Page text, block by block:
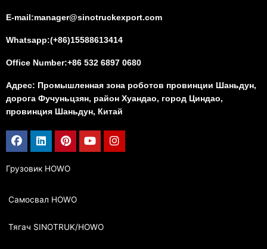
E-mail:manager@sinotruckexport.com
Whatsapp:(+86)15588613414
Office Number:+86 532 6897 0680
Адрес: Промышленная зона роботов провинции Шаньдун,
дорога Фучуньцзян, район Хуандао, город Циндао,
провинция Шаньдун, Китай
Facebook
LinkedinPinterest
YoutubeInstagram
Грузовик HOWO
Самосвал HOWO
Тягач SINOTRUK/HOWO